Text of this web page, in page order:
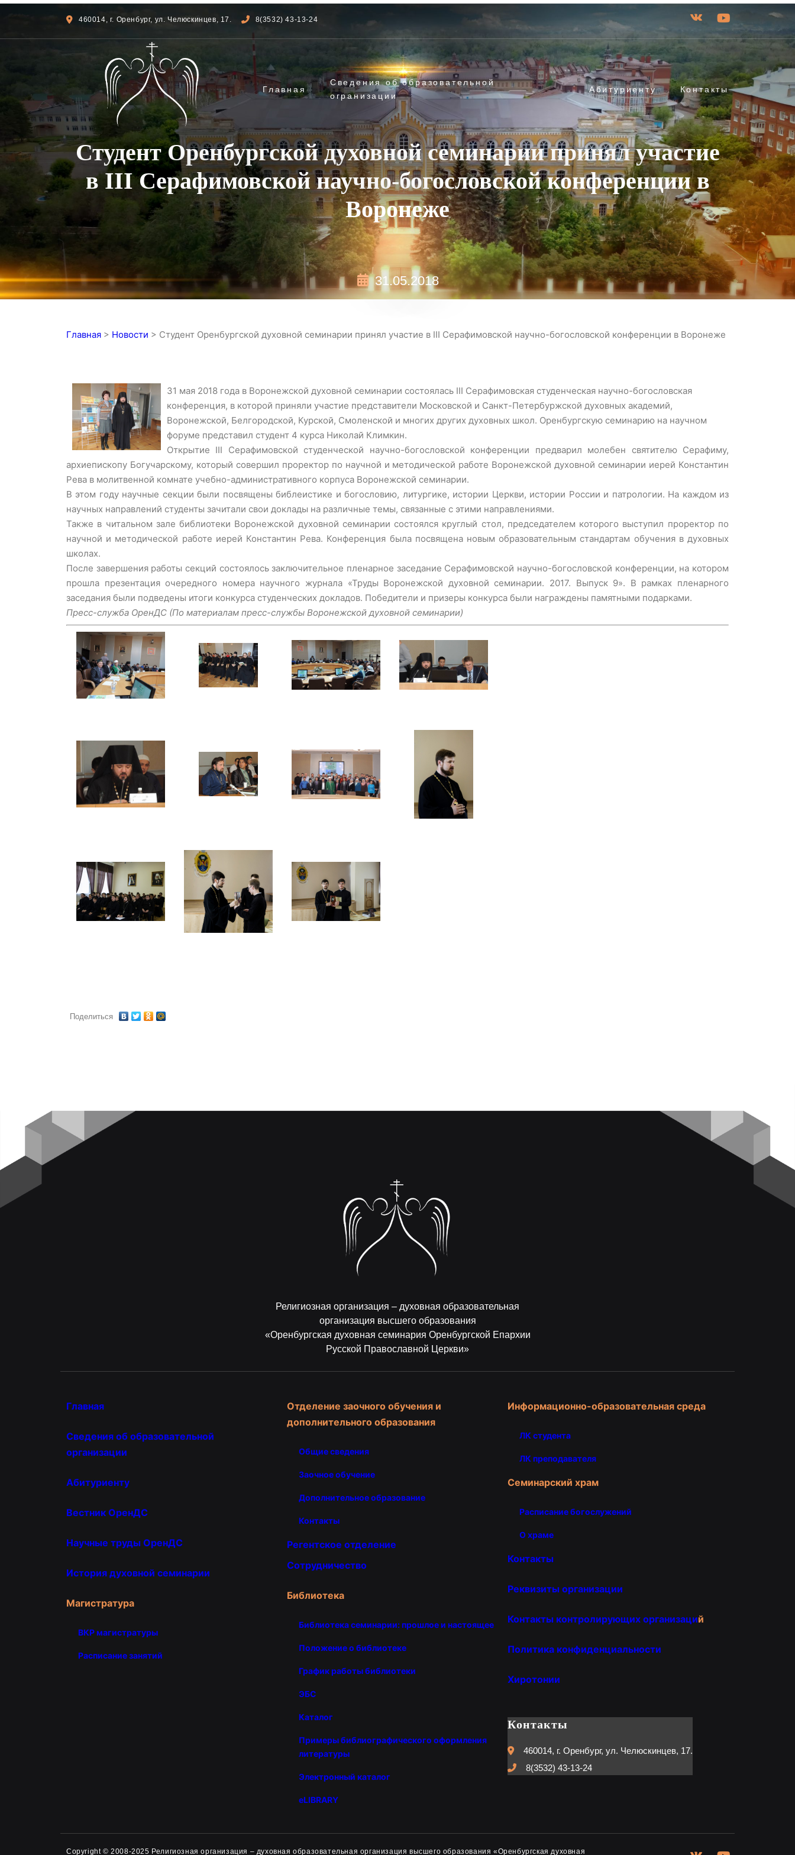
460014, г. Оренбург, ул. Челюскинцев, 17. 8(3532) 43-13-24
Главная
Сведения об образовательной
огранизации
Абитуриенту Контакты
Студент Оренбургской духовной семинарии принял участие
в III Серафимовской научно-богословской конференции в
Воронеже
31.05.2018
Главная > Новости > Студент Оренбургской духовной семинарии принял участие в III Серафимовской научно-богословской конференции в Воронеже
31 мая 2018 года в Воронежской духовной семинарии состоялась III Серафимовская студенческая научно-богословская
конференция, в которой приняли участие представители Московской и Санкт-Петербуржской духовных академий,
Воронежской, Белгородской, Курской, Смоленской и многих других духовных школ. Оренбургскую семинарию на научном
форуме представил студент 4 курса Николай Климкин.
Открытие III Серафимовской студенческой научно-богословской конференции предварил молебен святителю Серафиму,
архиепископу Богучарскому, который совершил проректор по научной и методической работе Воронежской духовной семинарии иерей Константин
Рева в молитвенной комнате учебно-административного корпуса Воронежской семинарии.
В этом году научные секции были посвящены библеистике и богословию, литургике, истории Церкви, истории России и патрологии. На каждом из
научных направлений студенты зачитали свои доклады на различные темы, связанные с этими направлениями.
Также в читальном зале библиотеки Воронежской духовной семинарии состоялся круглый стол, председателем которого выступил проректор по
научной и методической работе иерей Константин Рева. Конференция была посвящена новым образовательным стандартам обучения в духовных
школах.
После завершения работы секций состоялось заключительное пленарное заседание Серафимовской научно-богословской конференции, на котором
прошла презентация очередного номера научного журнала «Труды Воронежской духовной семинарии. 2017. Выпуск 9». В рамках пленарного
заседания были подведены итоги конкурса студенческих докладов. Победители и призеры конкурса были награждены памятными подарками.
Пресс-служба ОренДС (По материалам пресс-службы Воронежской духовной семинарии)
Поделиться
Религиозная организация – духовная образовательная
организация высшего образования
«Оренбургская духовная семинария Оренбургской Епархии
Русской Православной Церкви»
Главная
Сведения об образовательной
организации
Абитуриенту
Вестник ОренДС
Научные труды ОренДС
История духовной семинарии
Магистратура
ВКР магистратуры
Расписание занятий
Отделение заочного обучения и
дополнительного образования
Общие сведения
Заочное обучение
Дополнительное образование
Контакты
Регентское отделение
Сотрудничество
Библиотека
Библиотека семинарии: прошлое и настоящее
Положение о библиотеке
График работы библиотеки
ЭБС
Каталог
Примеры библиографического оформления
литературы
Электронный каталог
eLIBRARY
Информационно-образовательная среда
ЛК студента
ЛК преподавателя
Семинарский храм
Расписание богослужений
О храме
Контакты
Реквизиты организации
Контакты контролирующих организаций
Политика конфиденциальности
Хиротонии
Контакты
460014, г. Оренбург, ул. Челюскинцев, 17.
8(3532) 43-13-24
Copyright © 2008-2025 Религиозная организация – духовная образовательная организация высшего образования «Оренбургская духовная